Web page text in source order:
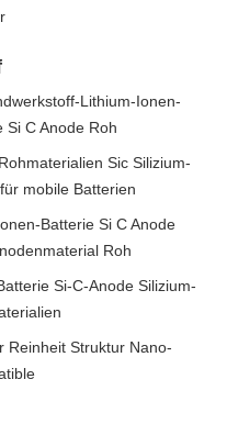
Lithium-Ionen-
Si C Anode Roh
Sic Silizium-
mobile Batterien
Batterie Si C Anode
Roh
Si-C-Anode Silizium-
Reinheit Struktur Nano-